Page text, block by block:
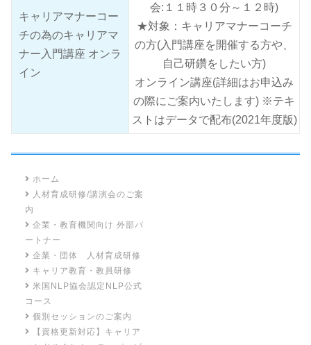
キャリアマナーコー
チの為のキャリアマ
ナー入門講座 オンラ
イン
会:１１時３０分～１２時)
★対象：キャリアマナーコーチ
の方(入門講座を開催する方や、
自己研鑽をしたい方)
オンライン講座(詳細はお申込み
の際にご案内いたします) ※テキ
ストはデータで配布(2021年度版)
ホーム
人材育成研修/講演会のご案
内
企業・教育機関向け 外部パ
ートナー
企業・団体 人材育成研修
キャリア教育・教員研修
米国NLP協会認定NLP公式
コース
個別セッションのご案内
【資格更新対応】キャリア